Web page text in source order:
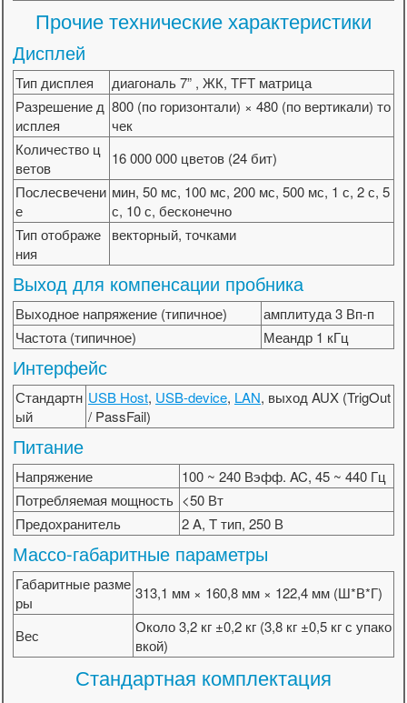
Прочие технические характеристики
Дисплей
Тип дисплея
диагональ 7” , ЖК, TFT матрица
Разрешение д
исплея
800 (по горизонтали) × 480 (по вертикали) то
чек
Количество ц
ветов
16 000 000 цветов (24 бит)
Послесвечени
е
мин, 50 мс, 100 мс, 200 мс, 500 мс, 1 с, 2 с, 5
с, 10 с, бесконечно
Тип отображе
ния
векторный, точками
Выход для компенсации пробника
Выходное напряжение (типичное)
амплитуда 3 Вп-п
Частота (типичное)
Меандр 1 кГц
Интерфейс
Стандартн
ый
USB Host, USB-device, LAN, выход AUX (TrigOut
/ PassFail)
Питание
Напряжение
100 ~ 240 Вэфф. AC, 45 ~ 440 Гц
Потребляемая мощность <50 Вт
Предохранитель
2 A, T тип, 250 В
Массо-габаритные параметры
Габаритные разме
ры
313,1 мм × 160,8 мм × 122,4 мм (Ш*В*Г)
Вес
Около 3,2 кг ±0,2 кг (3,8 кг ±0,5 кг с упако
вкой)
Стандартная комплектация